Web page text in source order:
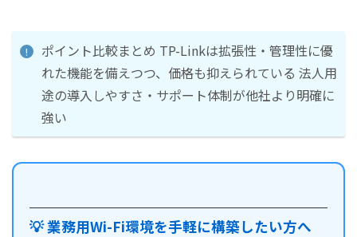
ポイント比較まとめ TP-Linkは拡張性・管理性に優
れた機能を備えつつ、価格も抑えられている 法人用
途の導入しやすさ・サポート体制が他社より明確に
強い
💡 業務用Wi-Fi環境を手軽に構築したい方へ